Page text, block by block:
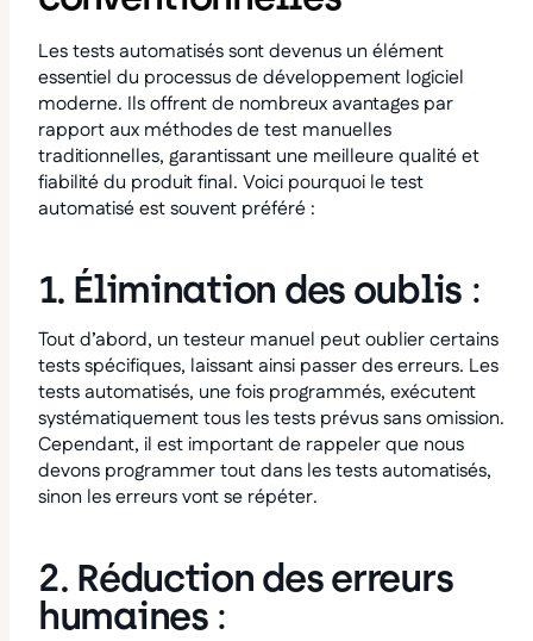
Les tests automatisés sont devenus un élément
essentiel du processus de développement logiciel
moderne. Ils offrent de nombreux avantages par
rapport aux méthodes de test manuelles
traditionnelles, garantissant une meilleure qualité et
fiabilité du produit final. Voici pourquoi le test
automatisé est souvent préféré :
1. Élimination des oublis :
Tout d’abord, un testeur manuel peut oublier certains
tests spécifiques, laissant ainsi passer des erreurs. Les
tests automatisés, une fois programmés, exécutent
systématiquement tous les tests prévus sans omission.
Cependant, il est important de rappeler que nous
devons programmer tout dans les tests automatisés,
sinon les erreurs vont se répéter.
2. Réduction des erreurs
humaines: